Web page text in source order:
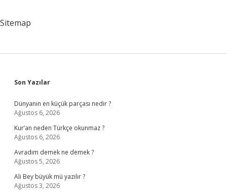
Sitemap
Sidebar
Son Yazılar
Dünyanın en küçük parçası nedir ?
Ağustos 6, 2026
Kur’an neden Türkçe okunmaz ?
Ağustos 6, 2026
Avradım demek ne demek ?
Ağustos 5, 2026
Ali Bey büyük mü yazılır ?
Ağustos 3, 2026